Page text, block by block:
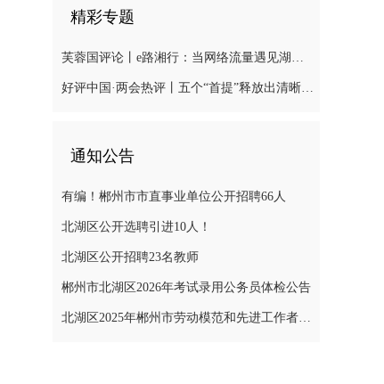
精彩专题
芙蓉国评论丨e路湘行：当网络流量遇见湖湘“留量
好评中国·两会热评丨五个“首提”释放出清晰“绿色信号”
通知公告
有编！郴州市市直事业单位公开招聘66人
北湖区公开选聘引进10人！
北湖区公开招聘23名教师
郴州市北湖区2026年考试录用公务员体检公告
北湖区2025年郴州市劳动模范和先进工作者推荐对象公示